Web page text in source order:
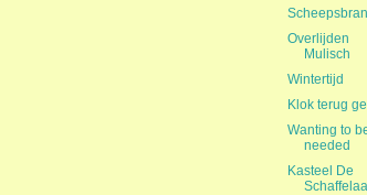
Overlijden
Mulisch
Wintertijd
Klok terug
Wanting to
needed
Kasteel De